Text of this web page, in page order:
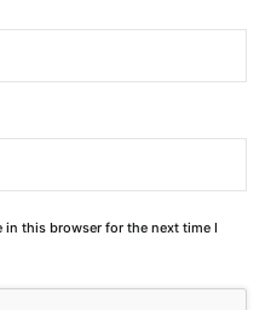
in this browser for the next time I